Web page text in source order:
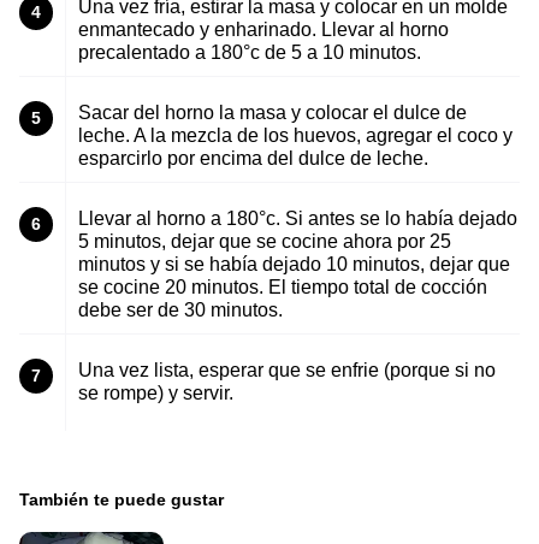
4
Una vez fría, estirar la masa y colocar en un molde
enmantecado y enharinado. Llevar al horno
precalentado a 180°c de 5 a 10 minutos.
5
Sacar del horno la masa y colocar el dulce de
leche. A la mezcla de los huevos, agregar el coco y
esparcirlo por encima del dulce de leche.
6
Llevar al horno a 180°c. Si antes se lo había dejado
5 minutos, dejar que se cocine ahora por 25
minutos y si se había dejado 10 minutos, dejar que
se cocine 20 minutos. El tiempo total de cocción
debe ser de 30 minutos.
7
Una vez lista, esperar que se enfrie (porque si no
se rompe) y servir.
También te puede gustar